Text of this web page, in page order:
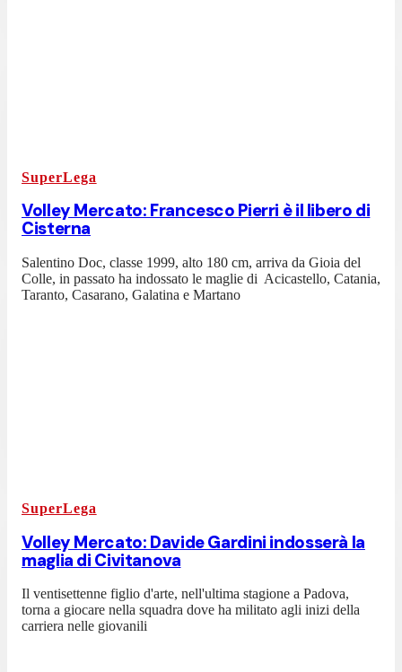
SuperLega
Volley Mercato: Francesco Pierri è il libero di
Cisterna
Salentino Doc, classe 1999, alto 180 cm, arriva da Gioia del
Colle, in passato ha indossato le maglie di Acicastello, Catania,
Taranto, Casarano, Galatina e Martano
SuperLega
Volley Mercato: Davide Gardini indosserà la
maglia di Civitanova
Il ventisettenne figlio d'arte, nell'ultima stagione a Padova,
torna a giocare nella squadra dove ha militato agli inizi della
carriera nelle giovanili